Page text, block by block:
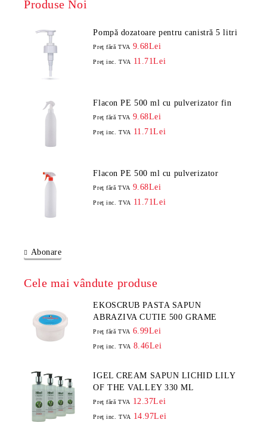
Produse Noi
Pompă dozatoare pentru canistră 5 litri
Preţ fără TVA 9.68Lei
Preţ inc. TVA 11.71Lei
Flacon PE 500 ml cu pulverizator fin
Preţ fără TVA 9.68Lei
Preţ inc. TVA 11.71Lei
Flacon PE 500 ml cu pulverizator
Preţ fără TVA 9.68Lei
Preţ inc. TVA 11.71Lei
Abonare
Cele mai vândute produse
EKOSCRUB PASTA SAPUN
ABRAZIVA CUTIE 500 GRAME
Preţ fără TVA 6.99Lei
Preţ inc. TVA 8.46Lei
IGEL CREAM SAPUN LICHID LILY
OF THE VALLEY 330 ML
Preţ fără TVA 12.37Lei
Preţ inc. TVA 14.97Lei